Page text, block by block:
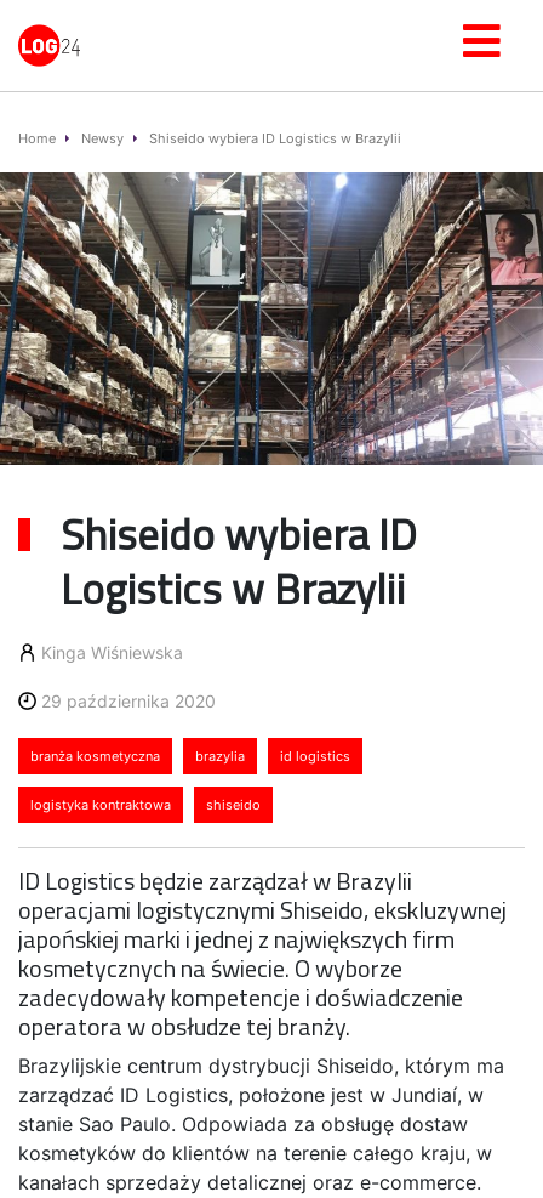
Home Newsy Shiseido wybiera ID Logistics w Brazylii
Shiseido wybiera ID
Logistics w Brazylii
Kinga Wiśniewska
29 października 2020
branża kosmetyczna brazylia id logistics
logistyka kontraktowa shiseido
ID Logistics będzie zarządzał w Brazylii
operacjami logistycznymi Shiseido, ekskluzywnej
japońskiej marki i jednej z największych firm
kosmetycznych na świecie. O wyborze
zadecydowały kompetencje i doświadczenie
operatora w obsłudze tej branży.
Brazylijskie centrum dystrybucji Shiseido, którym ma
zarządzać ID Logistics, położone jest w Jundiaí, w
stanie Sao Paulo. Odpowiada za obsługę dostaw
kosmetyków do klientów na terenie całego kraju, w
kanałach sprzedaży detalicznej oraz e-commerce.